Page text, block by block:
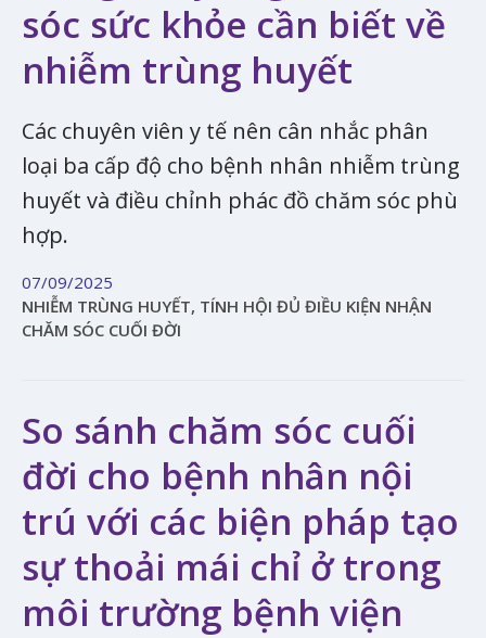
sóc sức khỏe cần biết về
nhiễm trùng huyết
Các chuyên viên y tế nên cân nhắc phân
loại ba cấp độ cho bệnh nhân nhiễm trùng
huyết và điều chỉnh phác đồ chăm sóc phù
hợp.
07/09/2025
NHIỄM TRÙNG HUYẾT, TÍNH HỘI ĐỦ ĐIỀU KIỆN NHẬN
CHĂM SÓC CUỐI ĐỜI
So sánh chăm sóc cuối
đời cho bệnh nhân nội
trú với các biện pháp tạo
sự thoải mái chỉ ở trong
môi trường bệnh viện